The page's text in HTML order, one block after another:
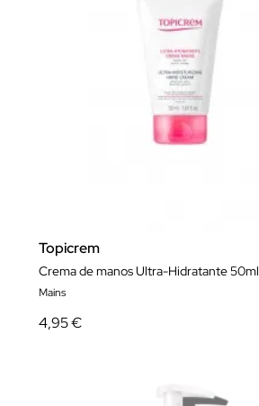
Topicrem
Crema de manos Ultra-Hidratante 50ml
Mains
4,95 €